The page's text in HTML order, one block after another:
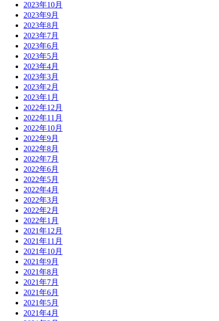
2023年10月
2023年9月
2023年8月
2023年7月
2023年6月
2023年5月
2023年4月
2023年3月
2023年2月
2023年1月
2022年12月
2022年11月
2022年10月
2022年9月
2022年8月
2022年7月
2022年6月
2022年5月
2022年4月
2022年3月
2022年2月
2022年1月
2021年12月
2021年11月
2021年10月
2021年9月
2021年8月
2021年7月
2021年6月
2021年5月
2021年4月